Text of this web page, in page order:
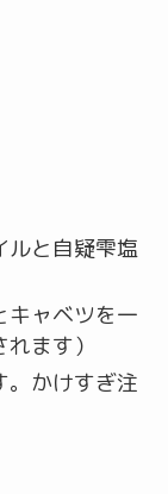
ルと自疑雫塩
キャベツを一
ます）
。かけすぎ注